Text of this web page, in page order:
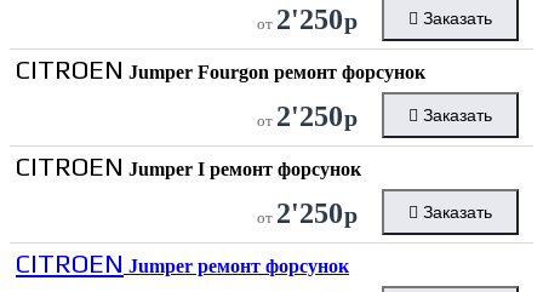
от 2'250р Заказать
CITROEN Jumper Fourgon ремонт форсунок
от 2'250р Заказать
CITROEN Jumper I ремонт форсунок
от 2'250р Заказать
CITROEN Jumper ремонт форсунок